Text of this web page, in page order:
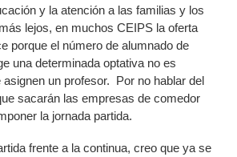
y la atención a las familias y los
lejos, en muchos CEIPS la oferta
porque el número de alumnado de
una determinada optativa no es
asignen un profesor. Por no hablar del
sacarán las empresas de comedor
la jornada partida.
frente a la continua, creo que ya se